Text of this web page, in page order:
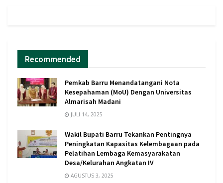
Recommended
Pemkab Barru Menandatangani Nota
Kesepahaman (MoU) Dengan Universitas
Almarisah Madani
JULI 14, 2025
Wakil Bupati Barru Tekankan Pentingnya
Peningkatan Kapasitas Kelembagaan pada
Pelatihan Lembaga Kemasyarakatan
Desa/Kelurahan Angkatan IV
AGUSTUS 3, 2025